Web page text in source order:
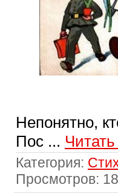
Непонятно,
Пос ...
Категория:
Просмотров: